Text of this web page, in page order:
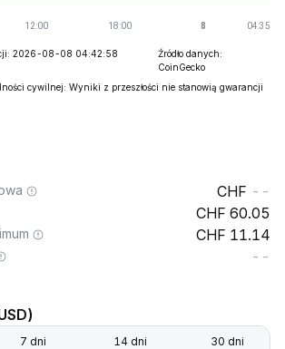
2026-08-08 04:42:58
Źródło danych:
CoinGecko
cywilnej: Wyniki z przeszłości nie stanowią gwarancji
--
60.05
11.14
--
7 dni 14 dni 30 dni